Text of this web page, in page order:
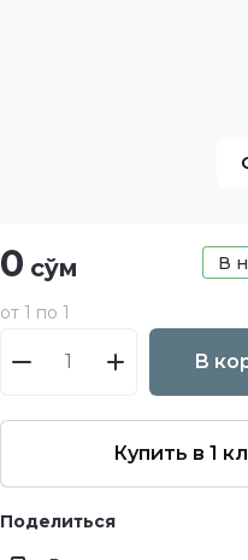
В
0 сўм
от 1 по 1
В
Купить в 1
Поделиться